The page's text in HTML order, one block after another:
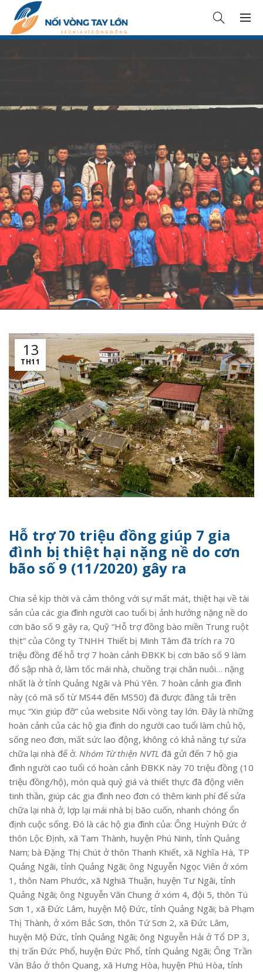
13
TH11
Hỗ trợ 70 triệu đồng giúp 7 gia
đình bị thiệt hại nặng nề do cơn
bão số 9 (11/2020) gây ra
Chia sẻ kịp thời và cảm thông với sự mất mát, thiệt hại về tài
sản của các gia đình người cao tuổi bị ảnh hưởng nặng nề do
cơn bão số 9 gây ra, Quỹ “Hỗ trợ đồng bào miền Trung ruột
thịt” của Công ty TNHH Thiết bị Minh Tâm đã trích ra 70
triệu đồng để hỗ trợ 7 hoàn cảnh ĐBKK bị cơn bão số 9 làm
đổ sập nhà ở, làm tốc mái nhà, chuồng trại chăn nuôi… nặng
nhất là ở tỉnh Quảng Ngãi và Phú Yên. 7 hoàn cảnh gia đình
này (có mã số từ MS44 đến MS50) đã được đăng tải trên
mục “Xin giúp đỡ” của website Nối vòng tay lớn. Đây là những
hoàn cảnh của các hộ gia đình do người cao tuổi làm chủ hộ,
sống neo đơn, mất sức lao động, không có khả năng tự sửa
chữa lại nhà để ở. Nhóm Từ thiện NVTL đã gửi đến 7 hộ gia
đình người cao tuổi có hoàn cảnh ĐBKK này 70 triệu đồng (10
triệu đồng/hộ), món quà quý giá và thiết thực đã động viên
tinh thần, giúp các gia đình neo đơn có thêm kinh phí để sửa
chữa lại nhà ở, lợp lại mái nhà bị bão cuốn, nhanh chóng ổn
định cuộc sống. Đó là các hộ gia đình của: Ông Huỳnh Đức ở
thôn Lộc Định, xã Tam Thành, huyện Phú Ninh, tỉnh Quảng
Nam; bà Đặng Thị Chút ở thôn Thanh Khiết, xã Nghĩa Hà, TP
Quảng Ngãi, tỉnh Quảng Ngãi; ông Nguyễn Ngọc Viên ở xóm
1, thôn Nam Phước, xã Nghiã Thuận, huyện Tư Ngãi, tỉnh
Quảng Ngãi; ông Nguyễn Văn Chung ở xóm 4, đội 5, thôn Tú
Sơn 1, xã Đức Lâm, huyện Mộ Đức, tỉnh Quảng Ngãi; bà Phạm
Thị Thành, ở xóm Bắc Sơn, thôn Tứ Sơn 2, xã Đức Lâm,
huyện Mộ Đức, tỉnh Quảng Ngãi; ông Nguyễn Hải ở Tổ DP 3,
thị trấn Đức Phổ, huyện Đức Phổ, tỉnh Quảng Ngãi; Ông Trần
Văn Bảo ở thôn Quang, xã Hưng Hòa, huyện Phú Hòa, tỉnh